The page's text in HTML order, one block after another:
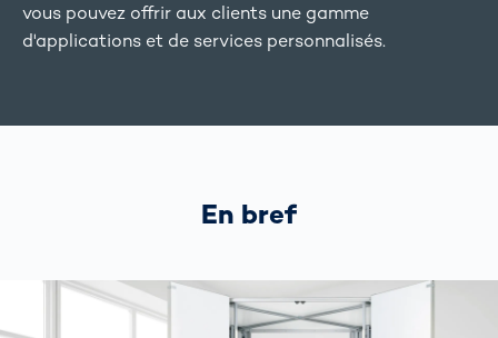
vous pouvez offrir aux clients une gamme
d'applications et de services personnalisés.
En bref